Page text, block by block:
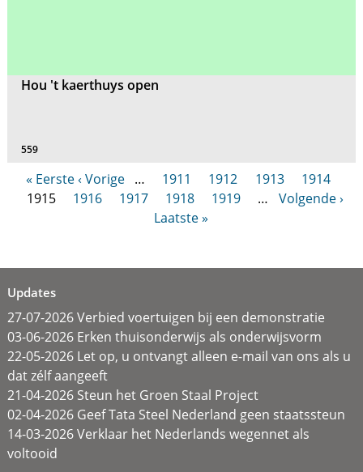
Hou 't kaerthuys open
559
« Eerste ‹ Vorige … 1911 1912 1913
1914
1915
1916 1917 1918 1919 …
Volgende ›
Laatste »
Updates
27-07-2026 Verbied voertuigen bij een demonstratie
03-06-2026 Erken thuisonderwijs als onderwijsvorm
22-05-2026 Let op, u ontvangt alleen e-mail van ons als u
dat zélf aangeeft
21-04-2026 Steun het Groen Staal Project
02-04-2026 Geef Tata Steel Nederland geen staatssteun
14-03-2026 Verklaar het Nederlands wegennet als
voltooid